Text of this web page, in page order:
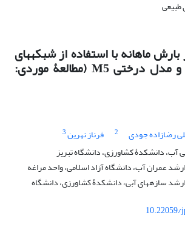
پیش‎بینی مقادیر بارش ماهانه با استفاده از شبکه‎های
عصبی مصنوعی و مدل درختی M5 (مطالعۀ موردی:
رضازاده جودی 2 فرناز نهرین3
آب، دانشکدۀ کشاورزی، دانشگاه تبریز
عمران آب، دانشگاه آزاد اسلامی، واحد مراغه
دانشجوی کارشناسی ارشد سازه‎های آبی، دانشکدۀ کشاورزی، دانشگاه
10.22059/